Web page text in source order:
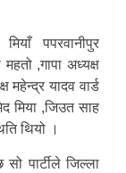
पपरवानीपुर
,गापा अध्यक्ष
महेन्द्र यादव वार्ड
मिया ,जिउत साह
थियो ।
पार्टीले जिल्ला